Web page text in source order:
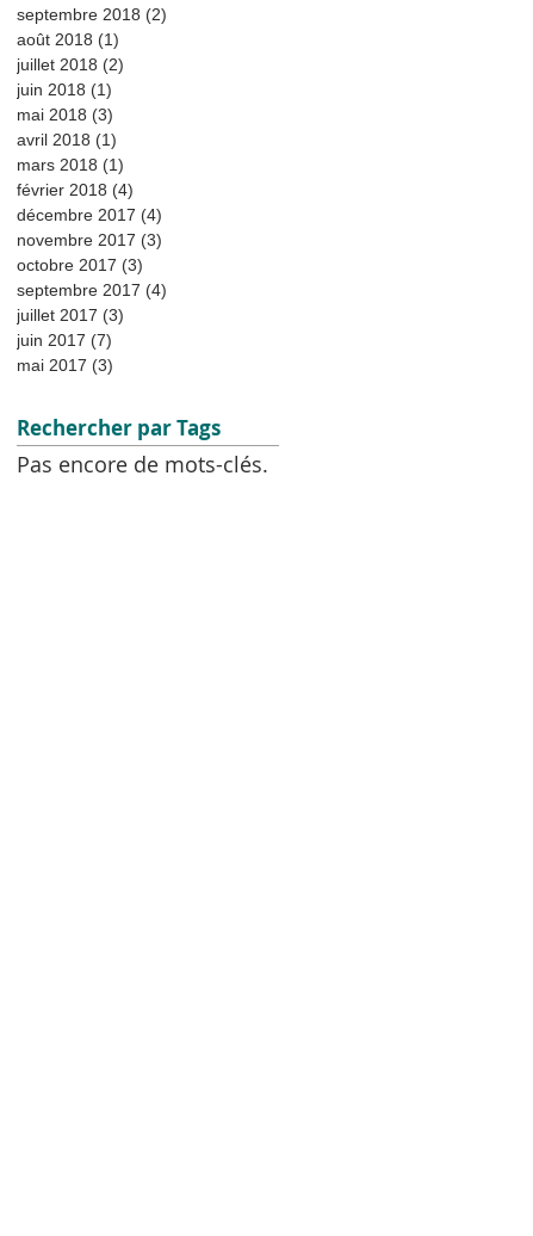
septembre 2018 (2)
août 2018 (1)
juillet 2018 (2)
juin 2018 (1)
mai 2018 (3)
avril 2018 (1)
mars 2018 (1)
février 2018 (4)
décembre 2017 (4)
novembre 2017 (3)
octobre 2017 (3)
septembre 2017 (4)
juillet 2017 (3)
juin 2017 (7)
mai 2017 (3)
Rechercher par Tags
Pas encore de mots-clés.